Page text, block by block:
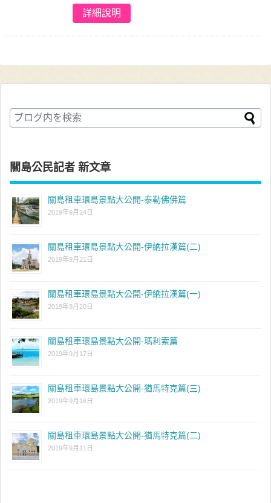
詳細說明
關島公民記者 新文章
關島租車環島景點大公開-泰勒佛佛篇
2019年9月24日
關島租車環島景點大公開-伊納拉漢篇(二)
2019年9月21日
關島租車環島景點大公開-伊納拉漢篇(一)
2019年9月20日
關島租車環島景點大公開-瑪利索篇
2019年9月17日
關島租車環島景點大公開-猶馬特克篇(三)
2019年9月16日
關島租車環島景點大公開-猶馬特克篇(二)
2019年9月11日